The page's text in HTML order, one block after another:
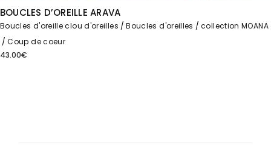
BOUCLES D’OREILLE ARAVA
Boucles d'oreille clou d'oreilles Boucles d'oreilles
collection MOANA
Coup de coeur
43.00€